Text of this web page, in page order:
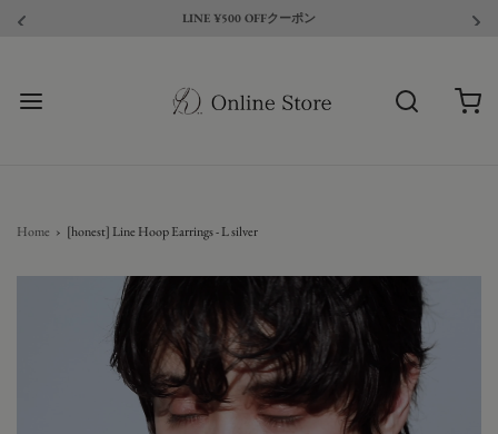
LINE ¥500 OFFクーポン
Home › [honest] Line Hoop Earrings - L silver